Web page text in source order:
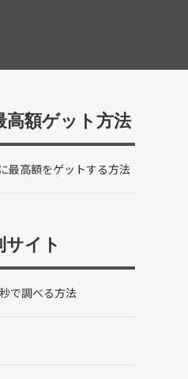
高額ゲット方法
最高額をゲットする方法
サイト
で調べる方法